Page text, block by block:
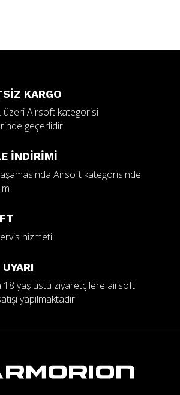
KARGO
üzeri Airsoft kategorisi
geçerlidir
İNDİRİMİ
Airsoft kategorisinde
hizmeti
18 yaş üstü ziyaretçilere airsoft
yapılmaktadır